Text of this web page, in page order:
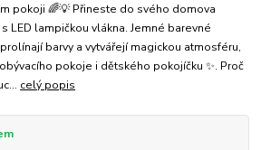
pokoji 🌈💡 Přineste do svého domova
LED lampičkou vlákna. Jemné barevné
barvy a vytvářejí magickou atmosféru,
pokoje i dětského pokojíčku ✨. Proč
celý popis